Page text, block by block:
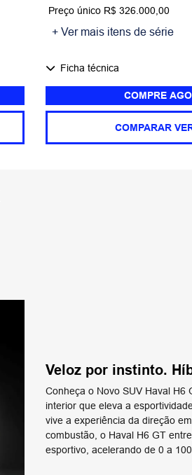
Preço único R$ 326.000,00
+ Ver mais itens de série
Ficha técnica
COMPRE
COMPARAR
Veloz por instinto.
Conheça o Novo SUV Haval H6
interior que eleva a
vive a experiência da direção
combustão, o Haval H6 GT
esportivo, acelerando de 0 a